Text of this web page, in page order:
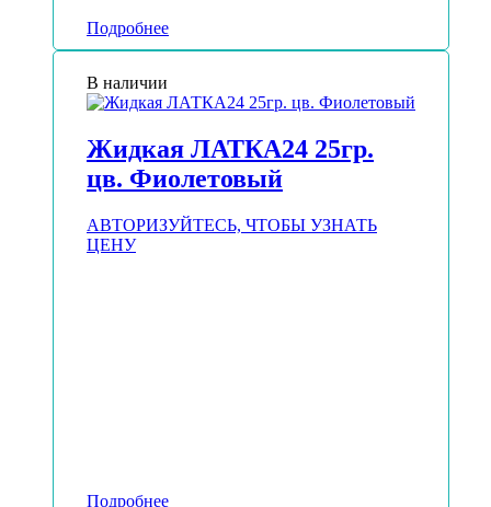
Подробнее
В наличии
Жидкая ЛАТКА24 25гр.
цв. Фиолетовый
АВТОРИЗУЙТЕСЬ, ЧТОБЫ УЗНАТЬ
ЦЕНУ
Подробнее